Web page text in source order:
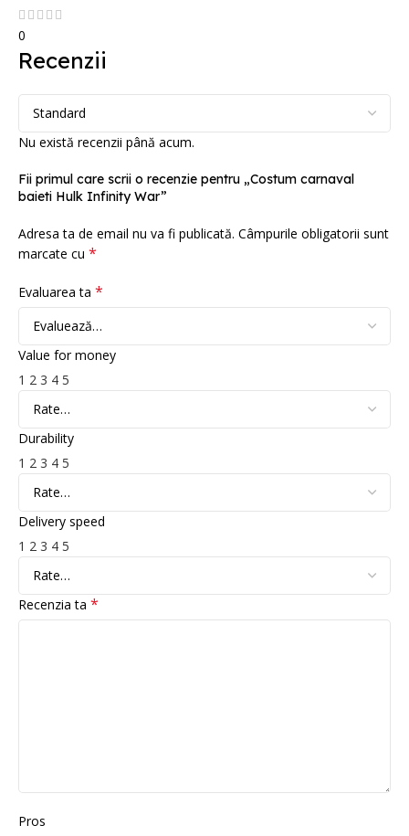
0
Recenzii
Nu există recenzii până acum.
Fii primul care scrii o recenzie pentru „Costum carnaval
baieti Hulk Infinity War”
Adresa ta de email nu va fi publicată. Câmpurile obligatorii sunt
marcate cu *
Evaluarea ta *
Value for money
1 2 3 4 5
Durability
1 2 3 4 5
Delivery speed
1 2 3 4 5
Recenzia ta *
Pros